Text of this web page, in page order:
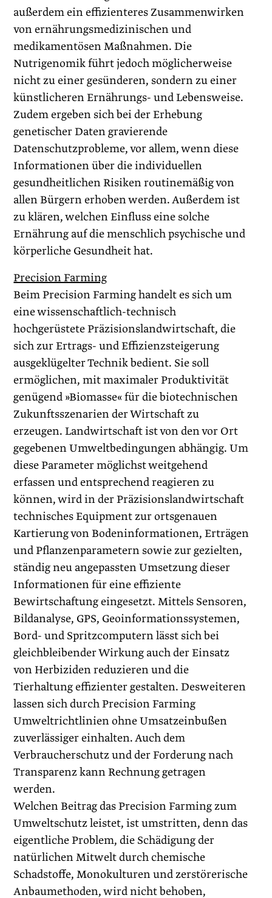
außerdem ein effizienteres Zusammenwirken
von ernährungsmedizinischen und
medikamentösen Maßnahmen. Die
Nutrigenomik führt jedoch möglicherweise
nicht zu einer gesünderen, sondern zu einer
künstlicheren Ernährungs- und Lebensweise.
Zudem ergeben sich bei der Erhebung
genetischer Daten gravierende
Datenschutzprobleme, vor allem, wenn diese
Informationen über die individuellen
gesundheitlichen Risiken routine­mäßig von
allen Bürgern erhoben werden. Außerdem ist
zu klären, welchen Einfluss eine solche
Ernährung auf die menschlich psychische und
körperliche Gesundheit hat.
Precision Farming
Beim Precision Farming handelt es sich um
eine wissenschaftlich-technisch
hochgerüstete Präzisionslandwirtschaft, die
sich zur Ertrags- und Effizienzsteigerung
ausgeklügelter Technik bedient. Sie soll
ermöglichen, mit maximaler Produktivität
genügend »Biomasse« für die biotechnischen
Zukunftsszenarien der Wirtschaft zu
erzeugen. Landwirtschaft ist von den vor Ort
gegebenen Umweltbedingungen abhängig. Um
diese Parameter möglichst weitgehend
erfassen und entsprechend reagieren zu
können, wird in der Präzisionslandwirtschaft
technisches Equipment zur ortsgenauen
Kartierung von Bodeninformationen, Erträgen
und Pflanzenparametern sowie zur gezielten,
ständig neu angepassten Umsetzung dieser
Informationen für eine effiziente
Bewirtschaftung eingesetzt. Mittels Sensoren,
Bildanalyse, GPS, Geoinformationssystemen,
Bord- und Spritzcomputern lässt sich bei
gleichbleibender Wirkung auch der Einsatz
von Herbiziden reduzieren und die
Tierhaltung effizienter gestalten. Desweiteren
lassen sich durch Precision Farming
Umweltrichtlinien ohne Umsatzeinbußen
zuverlässiger einhalten. Auch dem
Verbraucherschutz und der Forderung nach
Transparenz kann Rechnung getragen
werden.
Welchen Beitrag das Precision Farming zum
Umweltschutz leistet, ist umstritten, denn das
eigentliche Problem, die Schädigung der
natürlichen Mitwelt durch chemische
Schadstoffe, Monokulturen und zerstörerische
Anbaumethoden, wird nicht behoben,